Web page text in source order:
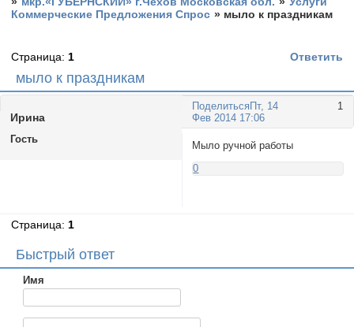
Коммерческие Предложения Спрос » мыло к праздникам
мыло к праздникам
Страница: 1 Ответить
Поделиться 1
Пт, 14
Фев 2014 17:06
Иринa
Гость
Мыло ручной работы
0
Страница: 1
Быстрый ответ
Имя